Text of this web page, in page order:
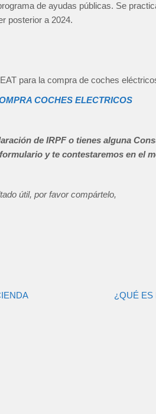
de ayudas públicas. Se
posterior a 2024.
para la compra de coches
COCHES ELECTRICOS
de IRPF o tienes alguna
y te contestaremos en el
útil, por favor compártelo,
¿QUÉ ES